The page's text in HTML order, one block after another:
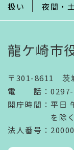
扱い
夜間・
龍ケ崎市
〒301-8611 茨
電話 ：
開庁時間 ： 平日
を除く
法人番号 ：